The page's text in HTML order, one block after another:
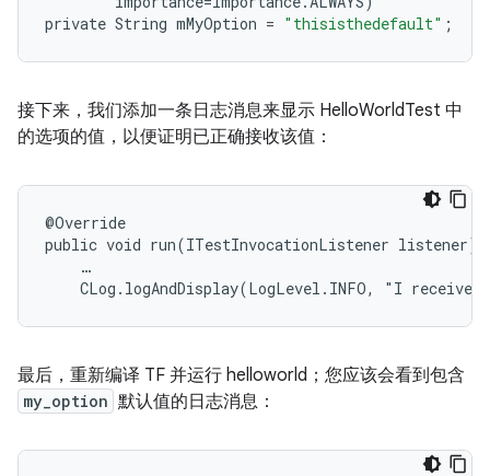
private String mMyOption = "thisisthedefault" ;
接下来，我们添加一条日志消息来显示 HelloWorldTest 中
的选项的值，以便证明已正确接收该值：
@Override
public void run(ITestInvocationListener listener)
    …
CLog.logAndDisplay(LogLevel.INFO, "I
最后，重新编译 TF 并运行 helloworld；您应该会看到包含
my_option 默认值的日志消息：